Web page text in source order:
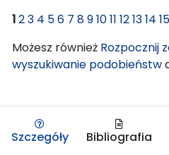
123 4 56 7 891011 121314 15
Możesz również Rozpocznij
wyszukiwanie podobieństw
Szczegóły Bibliografia